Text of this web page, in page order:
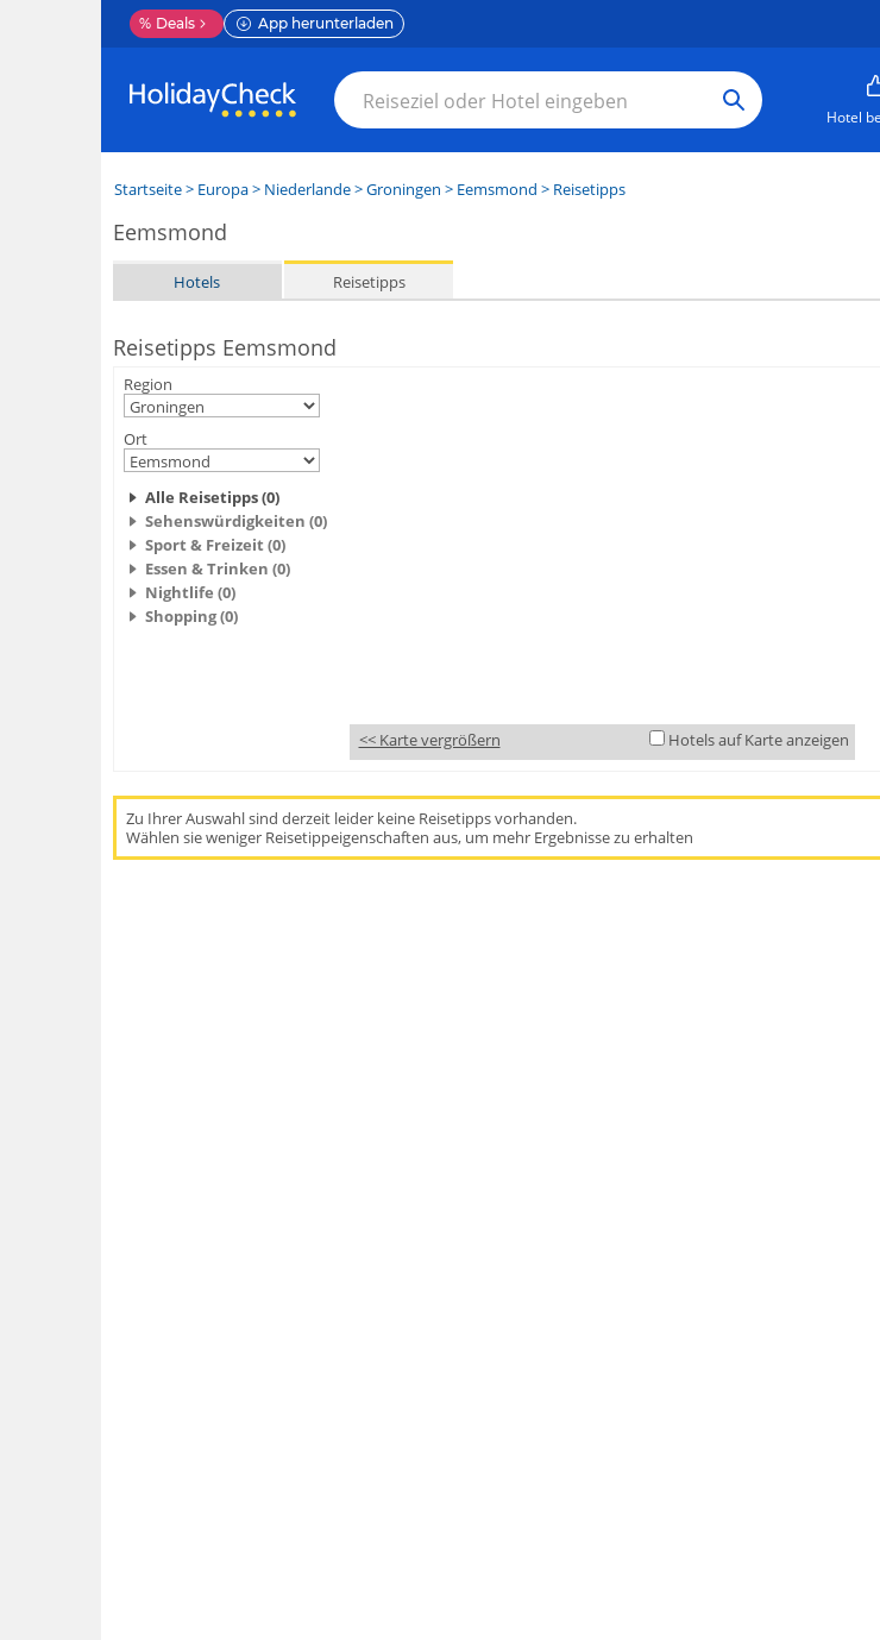
% Deals App herunterladen
Hotel
Startseite> Europa> Niederlande>Groningen > Eemsmond > Reisetipps
Eemsmond
Hotels Reisetipps
Reisetipps Eemsmond
Region
Ort
Alle Reisetipps (0)
Sehenswürdigkeiten (0)
Sport & Freizeit (0)
Essen & Trinken (0)
Nightlife (0)
Shopping (0)
<< Karte vergrößern Hotels auf Karte anzeigen
Zu Ihrer Auswahl sind derzeit leider keine Reisetipps vorhanden.
Wählen sie weniger Reisetippeigenschaften aus, um mehr Ergebnisse zu erhalten